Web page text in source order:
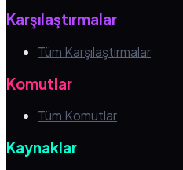
Karşılaştırmalar
Tüm Karşılaştırmalar
Komutlar
Tüm Komutlar
Kaynaklar